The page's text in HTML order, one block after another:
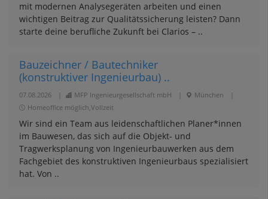
mit modernen Analysegeräten arbeiten und einen
wichtigen Beitrag zur Qualitätssicherung leisten? Dann
starte deine berufliche Zukunft bei Clarios – ..
Bauzeichner / Bautechniker
(konstruktiver Ingenieurbau) ..
07.08.2026 MFP Ingenieurgesellschaft mbH München
Homeoffice möglich,Vollzeit
Wir sind ein Team aus leidenschaftlichen Planer*innen
im Bauwesen, das sich auf die Objekt- und
Tragwerksplanung von Ingenieurbauwerken aus dem
Fachgebiet des konstruktiven Ingenieurbaus spezialisiert
hat. Von ..